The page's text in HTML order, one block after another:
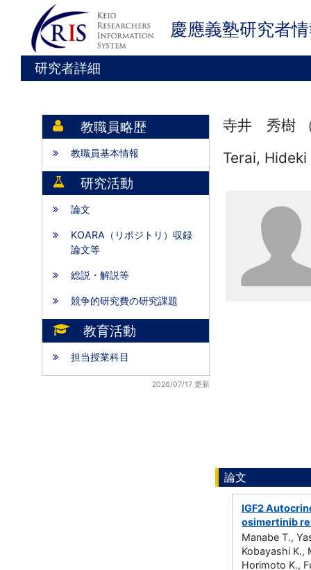
慶應義塾研究者
研究者詳細
教職員略歴
教職員基本情報
研究活動
論文
KOARA（リポジトリ）収録
論文等
総説・解説等
競争的研究費の研究課題
教育活動
担当授業科目
2026/07/17 更新
寺井 秀樹
Terai, Hideki
論文
IGF2
osimertinib
Manabe T.,
Kobayashi K.,
Horimoto K.,